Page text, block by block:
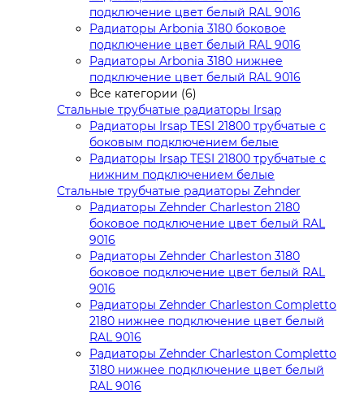
подключение цвет белый RAL 9016
Радиаторы Arbonia 3180 боковое
подключение цвет белый RAL 9016
Радиаторы Arbonia 3180 нижнее
подключение цвет белый RAL 9016
Все категории (6)
Стальные трубчатые радиаторы Irsap
Радиаторы Irsap TESI 21800 трубчатые с
боковым подключением белые
Радиаторы Irsap TESI 21800 трубчатые с
нижним подключением белые
Стальные трубчатые радиаторы Zehnder
Радиаторы Zehnder Charleston 2180
боковое подключение цвет белый RAL
9016
Радиаторы Zehnder Charleston 3180
боковое подключение цвет белый RAL
9016
Радиаторы Zehnder Charleston Completto
2180 нижнее подключение цвет белый
RAL 9016
Радиаторы Zehnder Charleston Completto
3180 нижнее подключение цвет белый
RAL 9016